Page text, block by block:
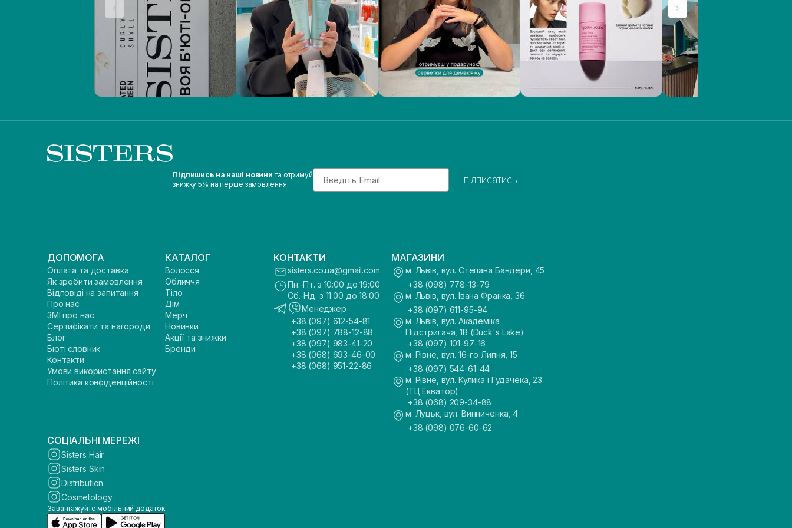
Підпишись на наші новини та отримуй
знижку 5% на перше замовлення
Email
підписатись
ДОПОМОГА
Оплата та доставка
Як зробити замовлення
Відповіді на запитання
Про нас
ЗМІ про нас
Сертифікати та нагороди
Блог
Бюті словник
Контакти
Умови використання сайту
Політика конфіденційності
КАТАЛОГ
Волосся
Обличчя
Тіло
Дім
Мерч
Новинки
Акції та знижки
Бренди
КОНТАКТИ
sisters.co.ua@gmail.com
Пн.-Пт. з 10:00 до 19:00
Сб.-Нд. з 11:00 до 18:00
Менеджер
+38 (097) 612-54-81
+38 (097) 788-12-88
+38 (097) 983-41-20
+38 (068) 693-46-00
+38 (068) 951-22-86
МАГАЗИНИ
м. Львів, вул. Степана Бандери, 45
+38 (098) 778-13-79
м. Львів, вул. Івана Франка, 36
+38 (097) 611-95-94
м. Львів, вул. Академіка
Підстригача, 1В (Duck's Lake)
+38 (097) 101-97-16
м. Рівне, вул. 16-го Липня, 15
+38 (097) 544-61-44
м. Рівне, вул. Кулика і Гудачека, 23
(ТЦ Екватор)
+38 (068) 209-34-88
м. Луцьк, вул. Винниченка, 4
+38 (098) 076-60-62
СОЦІАЛЬНІ МЕРЕЖІ
Sisters Hair
Sisters Skin
Distribution
Cosmetology
Завантажуйте мобільний додаток